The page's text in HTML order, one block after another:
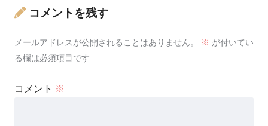
コメントを残す
メールアドレスが公開されることはありません。 ※ が付いてい
る欄は必須項目です
コメント ※